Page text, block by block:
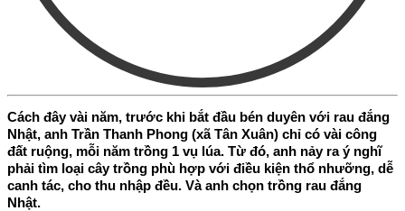
Cách đây vài năm, trước khi bắt đầu bén duyên với rau đắng
Nhật, anh Trần Thanh Phong (xã Tân Xuân) chỉ có vài công
đất ruộng, mỗi năm trồng 1 vụ lúa. Từ đó, anh nảy ra ý nghĩ
phải tìm loại cây trồng phù hợp với điều kiện thổ nhưỡng, dễ
canh tác, cho thu nhập đều. Và anh chọn trồng rau đắng
Nhật.